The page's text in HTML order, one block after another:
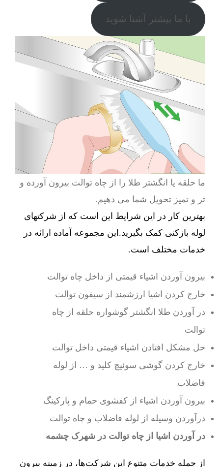
با ما بیشتر آشنا شوید
ما حلقه یا انگشتر طلا را از چاه توالت بیرون آورده و
تر و تمیز تحویل شما می دهیم.
بهترین کار در این شرایط این است که از شرکتهای
لوله بازکنی کمک بگیرید.این مجموعه آماده ارائه در
خدمات مختلف است.
بیرون آوردن اشیاء قیمتی از داخل چاه توالت
خارج کردن اشیا ارزشمند از سیفون توالت
در آوردن طلا انگشتر گوشواره حلقه از چاه
توالت
حل مشکل افتادن اشیاء قیمتی داخل توالت
خارج کردن گوشی سوئیچ کلید و … از لوله
فاضلاب
بیرون آوردن اشیاء از کفشوی حمام و پارکینگ
درآوردن وسیله از لوله فاضلاب و چاه توالت
در آوردن اشیا از چاه توالت در شهرک چشمه
از جمله خدمات متنوع این شرکت‌ها، در زمینه بیرون